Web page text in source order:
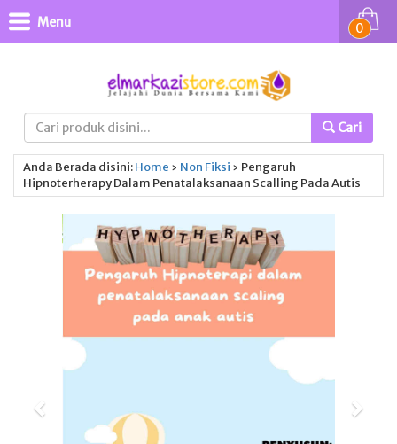
Cari
0
Menu
Anda Berada disini:Home › Non Fiksi › Pengaruh
Hipnoterherapy Dalam Penatalaksanaan Scalling Pada Autis